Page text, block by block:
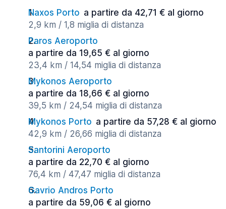
Naxos Porto a partire da 42,71 € al giorno
2,9 km / 1,8 miglia di distanza
Paros Aeroporto
a partire da 19,65 € al giorno
23,4 km / 14,54 miglia di distanza
Mykonos Aeroporto
a partire da 18,66 € al giorno
39,5 km / 24,54 miglia di distanza
Mykonos Porto a partire da 57,28 € al giorno
42,9 km / 26,66 miglia di distanza
Santorini Aeroporto
a partire da 22,70 € al giorno
76,4 km / 47,47 miglia di distanza
Gavrio Andros Porto
a partire da 59,06 € al giorno